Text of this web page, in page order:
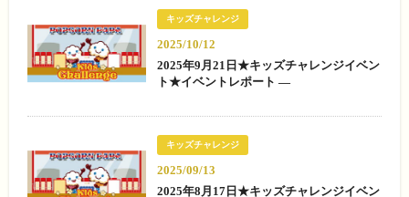
2025/10/12
2025年9月21日★キッズチャレンジイベン
ト★イベントレポート —
キッズチャレンジ
2025/09/13
2025年8月17日★キッズチャレンジイベン
キッズチャレンジ